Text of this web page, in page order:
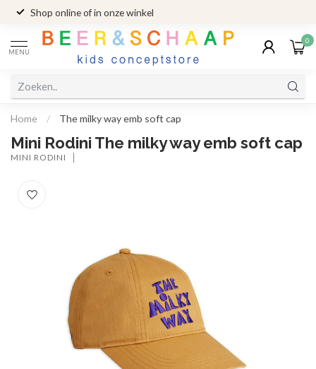
Shop online of in onze winkel
MENU
0
Home / The milky way emb soft cap
Mini Rodini The milky way emb soft cap
MINI RODINI